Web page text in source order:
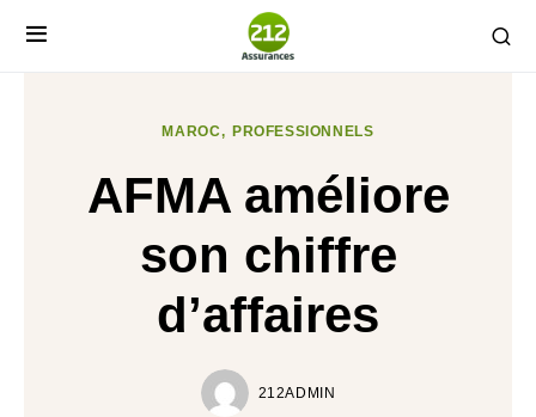
MAROC PROFESSIONNELS
AFMA améliore
son chiffre
d’affaires
212ADMIN